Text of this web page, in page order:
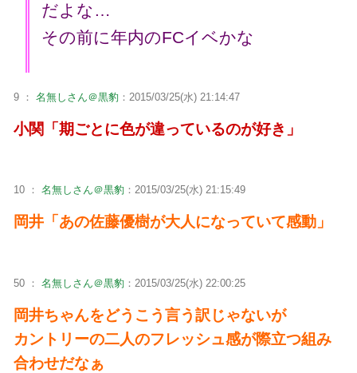
だよな…
その前に年内のFCイベかな
9 ： 名無しさん＠黒豹 ：2015/03/25(水) 21:14:47
小関「期ごとに色が違っているのが好き」
10 ： 名無しさん＠黒豹 ：2015/03/25(水) 21:15:49
岡井「あの佐藤優樹が大人になっていて感動」
50 ： 名無しさん＠黒豹 ：2015/03/25(水) 22:00:25
岡井ちゃんをどうこう言う訳じゃないが
カントリーの二人のフレッシュ感が際立つ組み
合わせだなぁ